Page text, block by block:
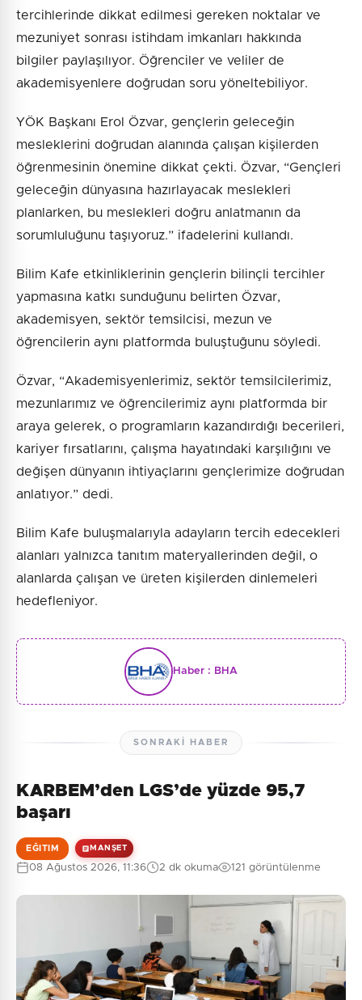
tercihlerinde dikkat edilmesi gereken noktalar ve
mezuniyet sonrası istihdam imkanları hakkında
bilgiler paylaşılıyor. Öğrenciler ve veliler de
akademisyenlere doğrudan soru yöneltebiliyor.
YÖK Başkanı Erol Özvar, gençlerin geleceğin
mesleklerini doğrudan alanında çalışan kişilerden
öğrenmesinin önemine dikkat çekti. Özvar, “Gençleri
geleceğin dünyasına hazırlayacak meslekleri
planlarken, bu meslekleri doğru anlatmanın da
sorumluluğunu taşıyoruz.” ifadelerini kullandı.
Bilim Kafe etkinliklerinin gençlerin bilinçli tercihler
yapmasına katkı sunduğunu belirten Özvar,
akademisyen, sektör temsilcisi, mezun ve
öğrencilerin aynı platformda buluştuğunu söyledi.
Özvar, “Akademisyenlerimiz, sektör temsilcilerimiz,
mezunlarımız ve öğrencilerimiz aynı platformda bir
araya gelerek, o programların kazandırdığı becerileri,
kariyer fırsatlarını, çalışma hayatındaki karşılığını ve
değişen dünyanın ihtiyaçlarını gençlerimize doğrudan
anlatıyor.” dedi.
Bilim Kafe buluşmalarıyla adayların tercih edecekleri
alanları yalnızca tanıtım materyallerinden değil, o
alanlarda çalışan ve üreten kişilerden dinlemeleri
hedefleniyor.
Haber : BHA
SONRAKI HABER
KARBEM’den LGS’de yüzde 95,7
başarı
EĞITIM MANŞET
08 Ağustos 2026, 11:36 2 dk okuma 121 görüntülenme